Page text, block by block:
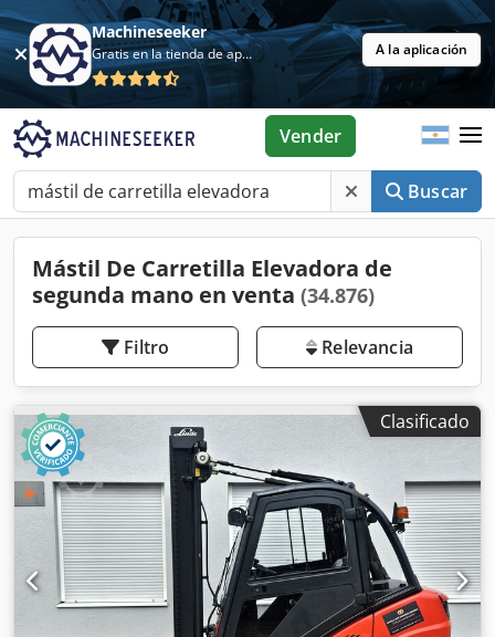
Machineseeker
Gratis en la tienda de aplicaciones A la aplicación
Buscar
Vender
Mástil De Carretilla Elevadora de
segunda mano en venta (34.876)
Filtro Relevancia
Clasificado